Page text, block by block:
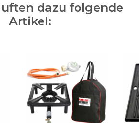
dazu folgende
Artikel: